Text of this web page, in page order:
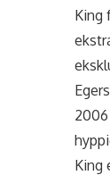
King
King